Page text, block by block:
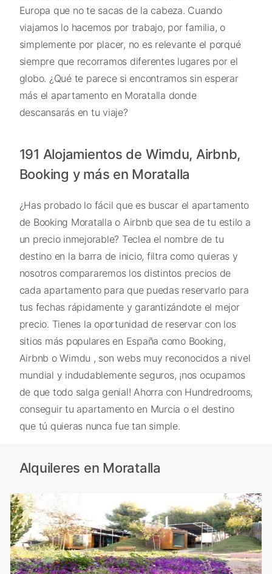
Europa que no te sacas de la cabeza. Cuando
viajamos lo hacemos por trabajo, por familia, o
simplemente por placer, no es relevante el porqué
siempre que recorramos diferentes lugares por el
globo. ¿Qué te parece si encontramos sin esperar
más el apartamento en Moratalla donde
descansarás en tu viaje?
191 Alojamientos de Wimdu, Airbnb,
Booking y más en Moratalla
¿Has probado lo fácil que es buscar el apartamento
de Booking Moratalla o Airbnb que sea de tu estilo a
un precio inmejorable? Teclea el nombre de tu
destino en la barra de inicio, filtra como quieras y
nosotros compararemos los distintos precios de
cada apartamento para que puedas reservarlo para
tus fechas rápidamente y garantizándote el mejor
precio. Tienes la oportunidad de reservar con los
sitios más populares en España como Booking,
Airbnb o Wimdu , son webs muy reconocidos a nivel
mundial y indudablemente seguros, ¡nos ocupamos
de que todo salga genial! Ahorra con Hundredrooms,
conseguir tu apartamento en Murcia o el destino
que tú quieras nunca fue tan simple.
Alquileres en Moratalla